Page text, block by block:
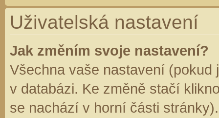
Uživatelská nastavení
Jak změním svoje nastavení?
Všechna vaše nastavení (pokud
v databázi. Ke změně stačí
se nachází v horní části